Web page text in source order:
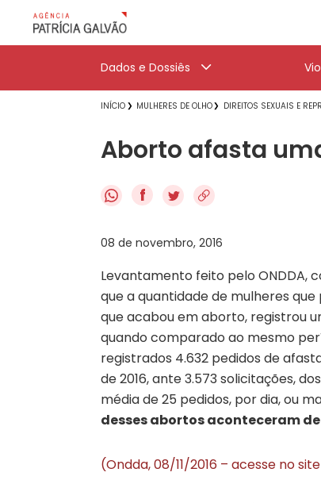
Dados e Dossiês
INÍCIO MULHERES DE OLHO DIREITOS SEXUAIS E
Aborto afasta
f
08 de novembro, 2016
Levantamento feito pelo ONDDA,
que a quantidade de mulheres
que acabou em aborto, registrou
quando comparado ao mesmo
registrados 4.632 pedidos de
de 2016, ante 3.573 solicitações,
média de 25 pedidos, por dia, ou
desses abortos aconteceram
(Ondda, 08/11/2016 – acesse no